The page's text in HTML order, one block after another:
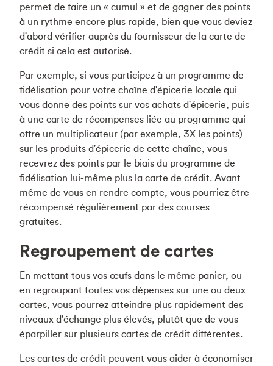
permet de faire un « cumul » et de gagner des points
à un rythme encore plus rapide, bien que vous deviez
d'abord vérifier auprès du fournisseur de la carte de
crédit si cela est autorisé.
Par exemple, si vous participez à un programme de
fidélisation pour votre chaîne d'épicerie locale qui
vous donne des points sur vos achats d'épicerie, puis
à une carte de récompenses liée au programme qui
offre un multiplicateur (par exemple, 3X les points)
sur les produits d'épicerie de cette chaîne, vous
recevrez des points par le biais du programme de
fidélisation lui-même plus la carte de crédit. Avant
même de vous en rendre compte, vous pourriez être
récompensé régulièrement par des courses
gratuites.
Regroupement de cartes
En mettant tous vos œufs dans le même panier, ou
en regroupant toutes vos dépenses sur une ou deux
cartes, vous pourrez atteindre plus rapidement des
niveaux d'échange plus élevés, plutôt que de vous
éparpiller sur plusieurs cartes de crédit différentes.
Les cartes de crédit peuvent vous aider à économiser